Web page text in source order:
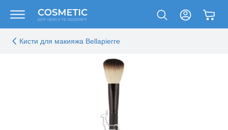
Кисти для макияжа Bellapierre